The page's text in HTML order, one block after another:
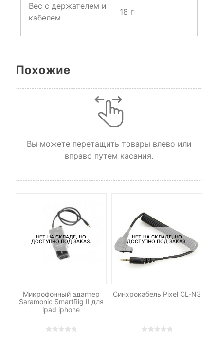
Вес с держателем и
кабелем
18 г
Похожие
Вы можете перетащить товары влево или
вправо путем касания.
НЕТ НА СКЛАДЕ, НО
ДОСТУПНО ПОД ЗАКАЗ.
Микрофонный адаптер
Saramonic SmartRig II для
ipad iphone
НЕТ НА СКЛАДЕ, НО
ДОСТУПНО ПОД ЗАКАЗ.
Синхрокабель Pixel CL-N3